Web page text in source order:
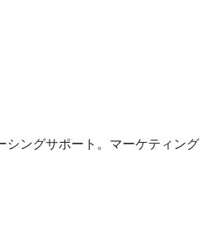
シングサポート。マーケティング